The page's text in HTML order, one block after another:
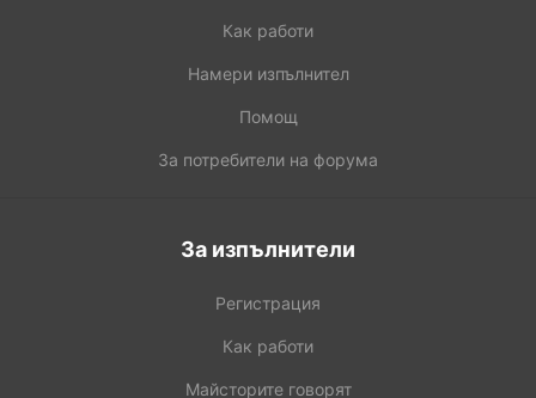
Как работи
Намери изпълнител
Помощ
За потребители на форума
За изпълнители
Регистрация
Как работи
Майсторите говорят